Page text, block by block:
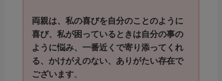
両親は、私の喜びを自分のことのように
喜び、私が困っているときは自分の事の
ように悩み、一番近くで寄り添ってくれ
る、かけがえのない、ありがたい存在で
ございます。